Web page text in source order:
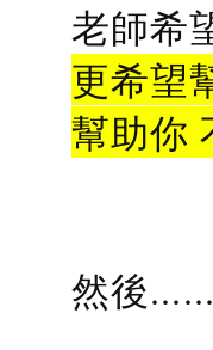
老師希
更希望
幫助你
然後......